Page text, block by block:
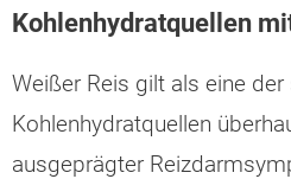
Kohlenhydratquellen
Weißer Reis gilt als eine
Kohlenhydratquellen
ausgeprägter